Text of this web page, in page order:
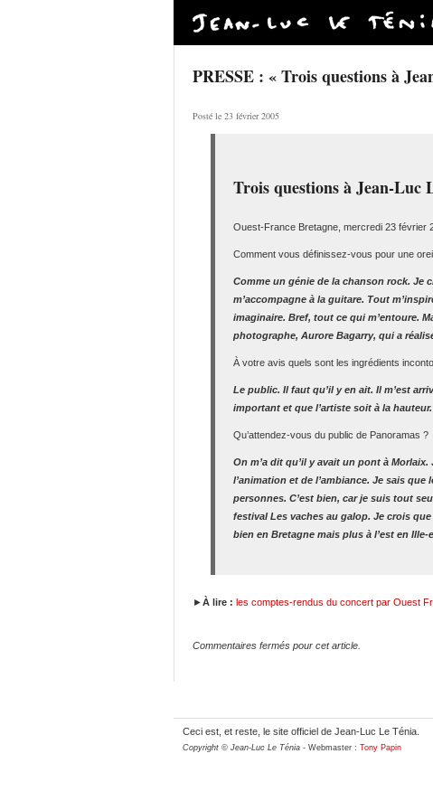
PRESSE : « Trois questions à
Posté le 23 février 2005
Trois questions à Jean-Luc
Ouest-France Bretagne, mercredi 23 février
Comment vous définissez-vous pour une
Comme un génie de la chanson rock. Je
m’accompagne à la guitare. Tout
imaginaire. Bref, tout ce qui m’entoure.
photographe, Aurore Bagarry, qui a
À votre avis quels sont les ingrédients
Le public. Il faut qu’il y en ait. Il m’est
important et que l’artiste soit à la hauteur.
Qu’attendez-vous du public de Panoramas ?
On m’a dit qu’il y avait un pont à Morlaix.
l’animation et de l’ambiance. Je sais
personnes. C’est bien, car je suis tout
festival Les vaches au galop. Je crois
bien en Bretagne mais plus à l’est en
►À lire : les comptes-rendus du concert par Ouest
Commentaires fermés pour cet article.
Ceci est, et reste, le site officiel de Jean-Luc Le Ténia.
Copyright © Jean-Luc Le Ténia - Webmaster : Tony Papin